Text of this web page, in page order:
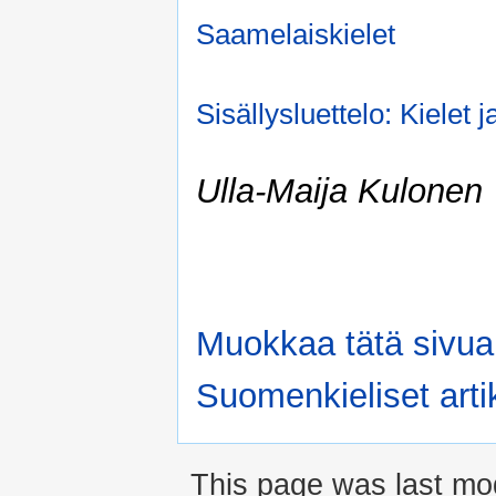
Saamelaiskielet
Sisällysluettelo: Kielet
Ulla-Maija Kulonen
Muokkaa tätä sivua
Suomenkieliset
This page was last